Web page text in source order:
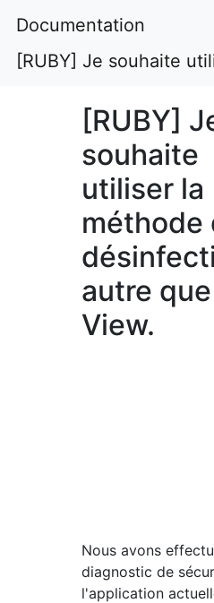
Documentation
[RUBY] Je souhaite
[RUBY]
souhaite
utiliser la
méthode
autre que
View.
Nous avons
diagnostic de
l'application